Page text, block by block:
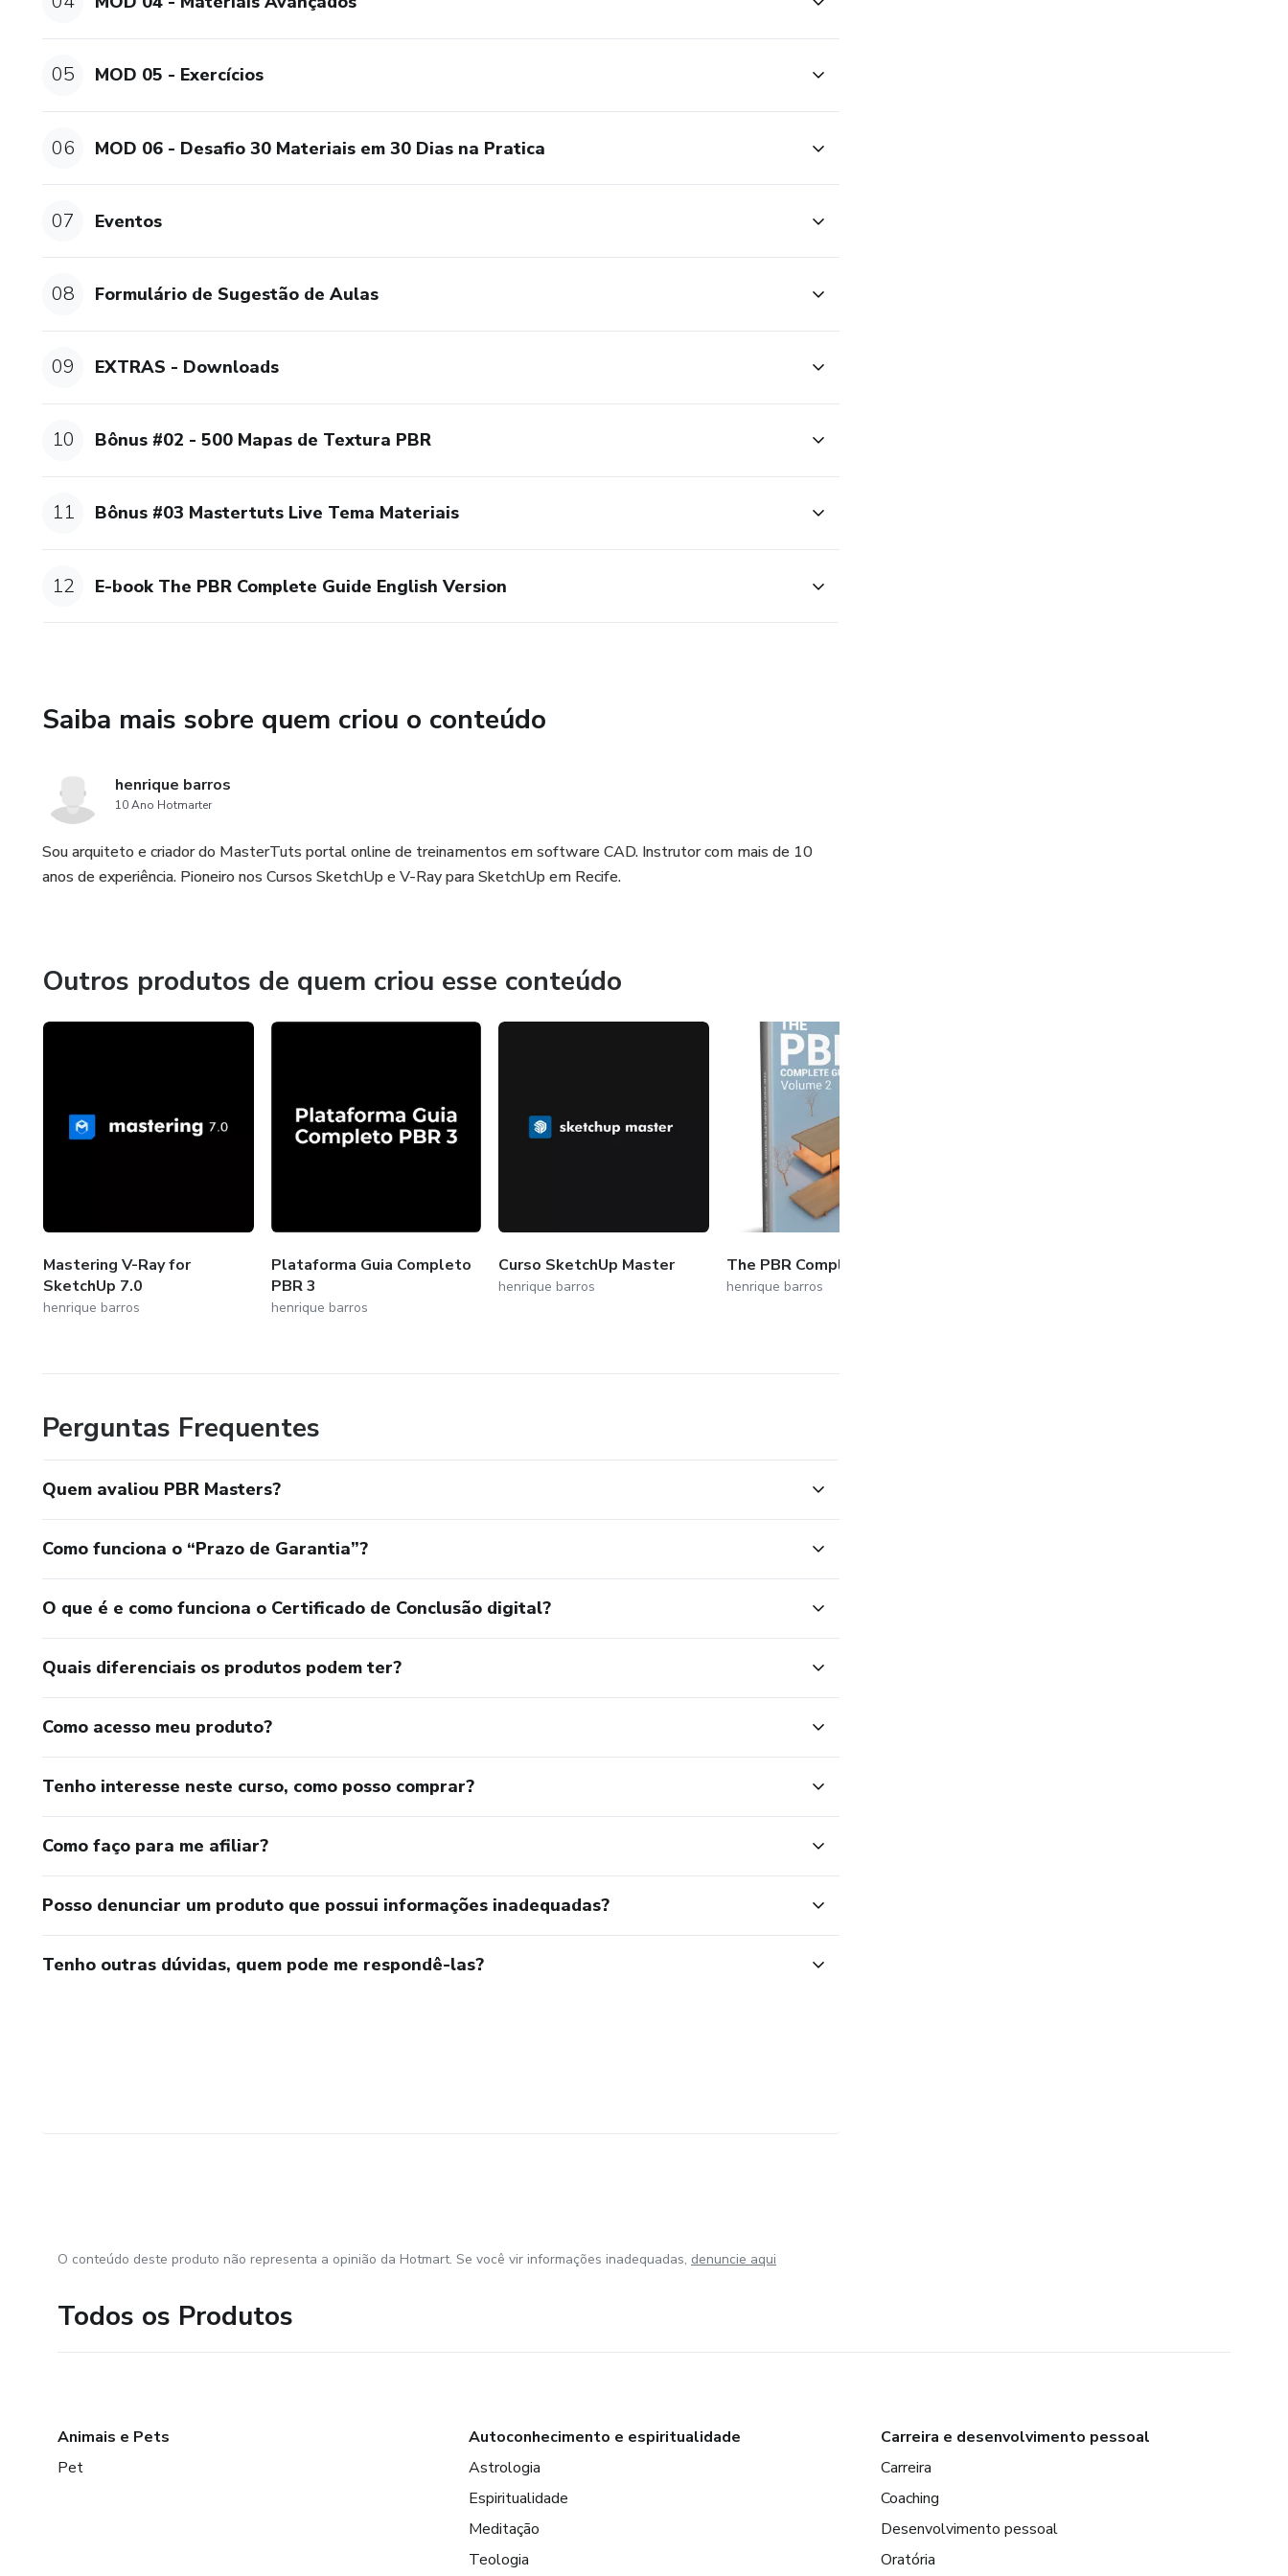
05 MOD 05 - Exercícios
06 MOD 06 - Desafio 30 Materiais em 30 Dias na Pratica
07 Eventos
08 Formulário de Sugestão de Aulas
09 EXTRAS - Downloads
10 Bônus #02 - 500 Mapas de Textura PBR
11 Bônus #03 Mastertuts Live Tema Materiais
12 E-book The PBR Complete Guide English Version
Saiba mais sobre quem criou o conteúdo
henrique barros
10 Ano Hotmarter
Sou arquiteto e criador do MasterTuts portal online de treinamentos em software CAD. Instrutor com mais de 10
anos de experiência. Pioneiro nos Cursos SketchUp e V-Ray para SketchUp em Recife.
Outros produtos de quem criou esse conteúdo
Mastering V-Ray for
SketchUp 7.0
henrique barros
Plataforma Guia Completo
PBR 3
henrique barros
Curso SketchUp Master
henrique barros
The PBR Complete Guide
henrique barros
Perguntas Frequentes
Quem avaliou PBR Masters?
Como funciona o “Prazo de Garantia”?
O que é e como funciona o Certificado de Conclusão digital?
Quais diferenciais os produtos podem ter?
Como acesso meu produto?
Tenho interesse neste curso, como posso comprar?
Como faço para me afiliar?
Posso denunciar um produto que possui informações inadequadas?
Tenho outras dúvidas, quem pode me respondê-las?
O conteúdo deste produto não representa a opinião da Hotmart. Se você vir informações inadequadas, denuncie aqui
Todos os Produtos
Animais e Pets
Pet
Autoconhecimento e espiritualidade
Astrologia
Espiritualidade
Meditação
Teologia
Carreira e desenvolvimento pessoal
Carreira
Coaching
Desenvolvimento pessoal
Oratória